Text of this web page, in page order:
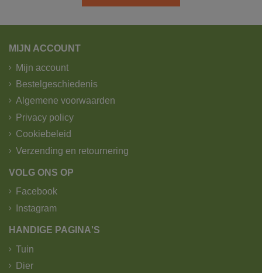
MIJN ACCOUNT
Mijn account
Bestelgeschiedenis
Algemene voorwaarden
Privacy policy
Cookiebeleid
Verzending en retournering
VOLG ONS OP
Facebook
Instagram
HANDIGE PAGINA'S
Tuin
Dier